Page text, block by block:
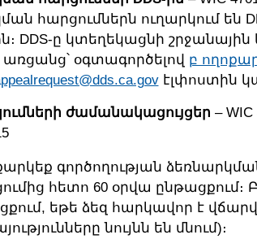
հարցումներն ուղարկում են
DDS-ը կտեղեկացնի
օգտագործելով բ
էլփոստին
ժամանակացույցեր – WIC
գործողության
հետո 60 օրվա ընթացքում։
եթե ձեզ հարկավոր է
նույնն են մնում)։